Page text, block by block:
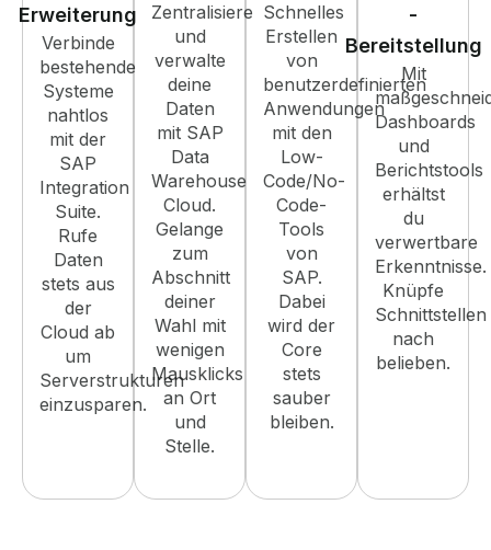
Erweiterung
Verbinde
bestehende
Systeme
nahtlos
mit der
SAP
Integration
Suite.
Rufe
Daten
stets aus
der
Cloud ab
um
Serverstrukturen
einzusparen.
Zentralisiere
und
verwalte
deine
Daten
mit SAP
Data
Warehouse
Cloud.
Gelange
zum
Abschnitt
deiner
Wahl mit
wenigen
Mausklicks
an Ort
und
Stelle.
Schnelles
Erstellen
von
benutzerdefinierten
Anwendungen
mit den
Low-
Code/No-
Code-
Tools
von
SAP.
Dabei
wird der
Core
stets
sauber
bleiben.
-
Bereitstellung
Mit
Dashboards
und
Berichtstools
erhältst
du
verwertbare
Erkenntnisse.
Knüpfe
Schnittstellen
nach
belieben.